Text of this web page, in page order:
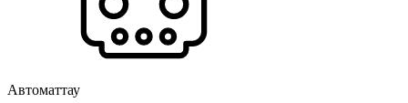
Автоматтау